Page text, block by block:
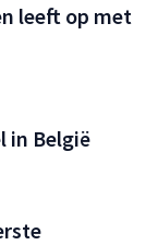
leeft op met
in België